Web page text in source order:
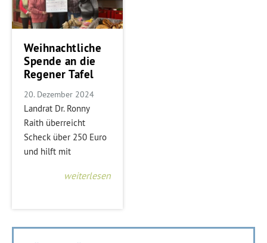
Weihnachtliche
Spende an die
Regener Tafel
20. Dezember 2024
Landrat Dr. Ronny
Raith überreicht
Scheck über 250 Euro
und hilft mit
weiterlesen